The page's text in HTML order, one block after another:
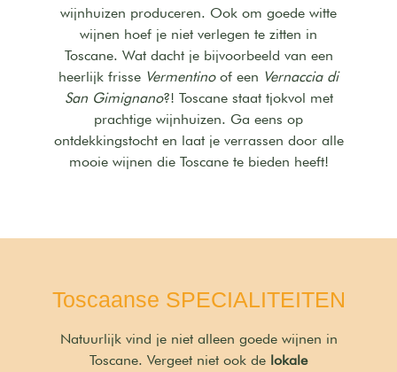
wijnhuizen produceren. Ook om goede witte
wijnen hoef je niet verlegen te zitten in
Toscane. Wat dacht je bijvoorbeeld van een
heerlijk frisse Vermentinoof een Vernaccia di
San Gimignano?! Toscane staat tjokvol met
prachtige wijnhuizen. Ga eens op
ontdekkingstocht en laat je verrassen door alle
mooie wijnen die Toscane te bieden heeft!
Toscaanse SPECIALITEITEN
Natuurlijk vind je niet alleen goede wijnen in
Toscane. Vergeet niet ook de lokale